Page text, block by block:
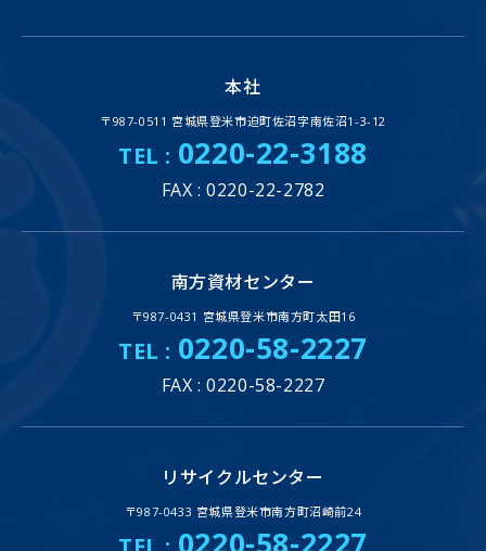
本社
〒987-0511 宮城県登米市迫町佐沼字南佐沼1-3-12
TEL : 0220-22-3188
FAX : 0220-22-2782
南方資材センター
〒987-0431 宮城県登米市南方町太田16
TEL : 0220-58-2227
FAX : 0220-58-2227
リサイクルセンター
〒987-0433 宮城県登米市南方町沼崎前24